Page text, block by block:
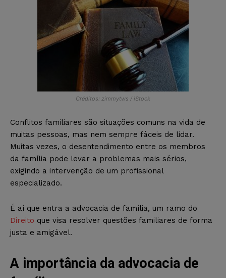
Créditos: zimmytws / iStock
Conflitos familiares são situações comuns na vida de
muitas pessoas, mas nem sempre fáceis de lidar.
Muitas vezes, o desentendimento entre os membros
da família pode levar a problemas mais sérios,
exigindo a intervenção de um profissional
especializado.
É aí que entra a advocacia de família, um ramo do
Direito que visa resolver questões familiares de forma
justa e amigável.
A importância da advocacia de